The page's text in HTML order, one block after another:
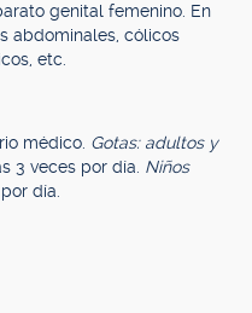
genital femenino. En
abdominales, cólicos
etc.
médico. Gotas: adultos y
3 veces por día. Niños
día.